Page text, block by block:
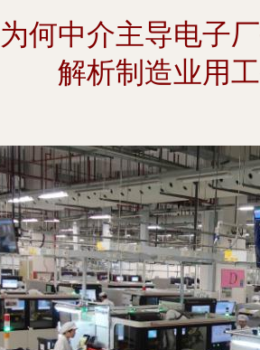
为何中介主导电子
解析制造业用